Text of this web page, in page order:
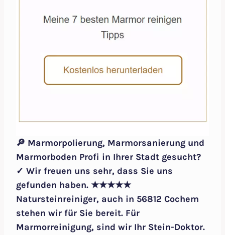
🔎 Marmorpolierung, Marmorsanierung und
Marmorboden Profi in Ihrer Stadt gesucht?
✓ Wir freuen uns sehr, dass Sie uns
gefunden haben. ★★★★★
Natursteinreiniger, auch in 56812 Cochem
stehen wir für Sie bereit. Für
Marmorreinigung, sind wir Ihr Stein-Doktor.